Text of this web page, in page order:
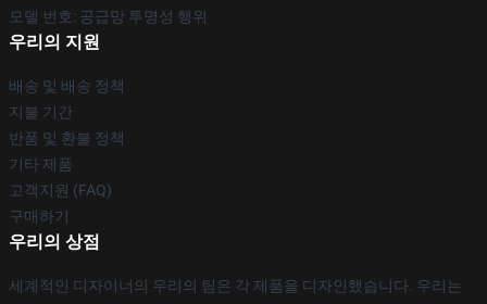
모델 번호: 공급망 투명성 행위
우리의 지원
배송 및 배송 정책
지불 기간
반품 및 환불 정책
기타 제품
고객지원 (FAQ)
구매하기
우리의 상점
세계적인 디자이너의 우리의 팀은 각 제품을 디자인했습니다. 우리는